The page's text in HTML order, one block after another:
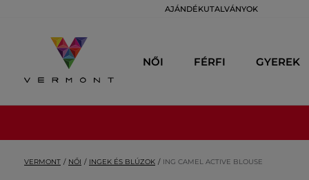
AJÁNDÉKUTALVÁNYOK
NŐI FÉRFI GYEREK
VERMONT NŐI INGEK ÉS BLÚZOK ING CAMEL ACTIVE BLOUSE